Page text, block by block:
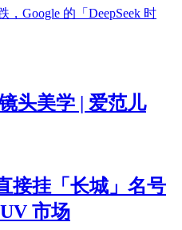
头美学 | 爱范儿
接挂「长城」名号
市场